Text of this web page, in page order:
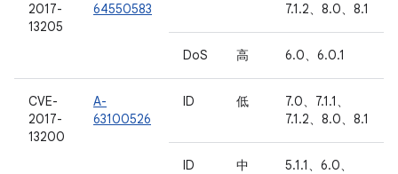
2017-
13205
64550583
7.1.2、8.0、8.1
DoS 高 6.0、6.0.1
CVE-
2017-
13200
A-
63100526
ID 低
7.0、7.1.1、
7.1.2、8.0、8.1
ID 中
5.1.1、6.0、